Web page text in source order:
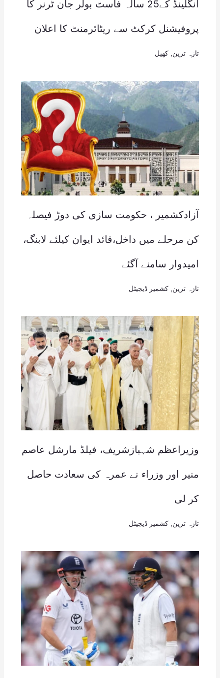
انگلینڈ کے25 سالہ فاسٹ بولر جان ٹرنر کا
پروفیشنل کرکٹ سے ریٹائرمنٹ کا اعلان
تازہ ترین کھیل
آزادکشمیر ، حکومت سازی کی دوڑ فیصلہ
کن مرحلے میں داخل،قائد ایوان کیلئے لابنگ،
امیدوار سامنے آگئے
تازہ ترین کشمیر ڈیجیٹل
وزیراعظم شہبازشریف، فیلڈ مارشل عاصم
منیر اور وزراء نے عمرہ کی سعادت حاصل
کر لی
تازہ ترین کشمیر ڈیجیٹل